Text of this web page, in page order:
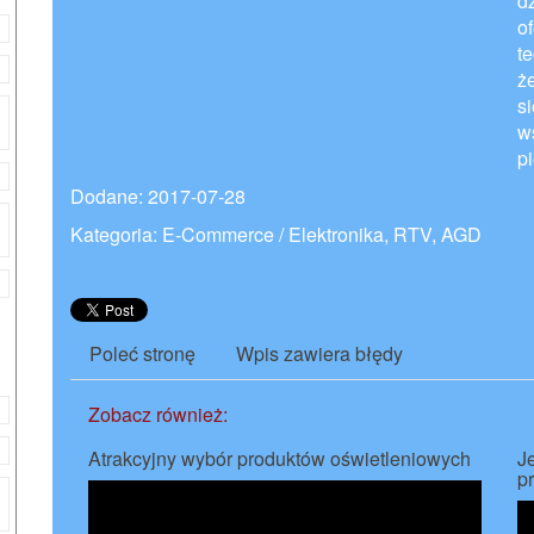
Dodane: 2017-07-28
Kategoria: E-Commerce / Elektronika, RTV, AGD
Poleć stronę Wpis zawiera błędy
Zobacz również:
Atrakcyjny wybór produktów oświetleniowych